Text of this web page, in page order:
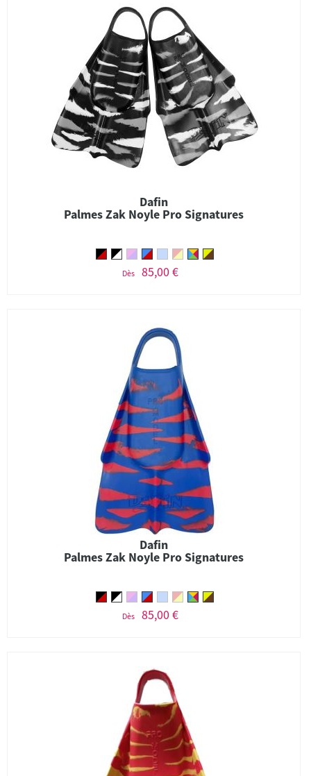
Dafin
Palmes Zak Noyle Pro Signatures
Dès 85,00 €
Dafin
Palmes Zak Noyle Pro Signatures
Dès 85,00 €